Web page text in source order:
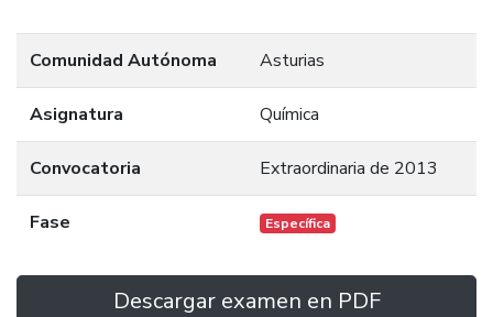
Comunidad Autónoma Asturias
Asignatura Química
Convocatoria Extraordinaria de 2013
Fase Específica
Descargar examen en PDF